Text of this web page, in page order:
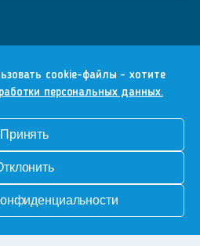
cookie-файлы - хотите
персональных данных.
Принять